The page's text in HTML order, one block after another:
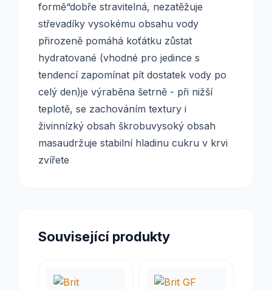
formě“dobře stravitelná, nezatěžuje
střevadíky vysokému obsahu vody
přirozeně pomáhá koťátku zůstat
hydratované (vhodné pro jedince s
tendencí zapomínat pít dostatek vody po
celý den)je výraběna šetrně - při nižší
teplotě, se zachováním textury i
živinnízký obsah škrobuvysoký obsah
masaudržuje stabilní hladinu cukru v krvi
zvířete
Související produkty